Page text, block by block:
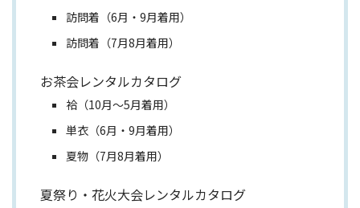
訪問着（6月・9月着用）
訪問着（7月8月着用）
お茶会レンタルカタログ
袷（10月～5月着用）
単衣（6月・9月着用）
夏物（7月8月着用）
夏祭り・花火大会レンタルカタログ